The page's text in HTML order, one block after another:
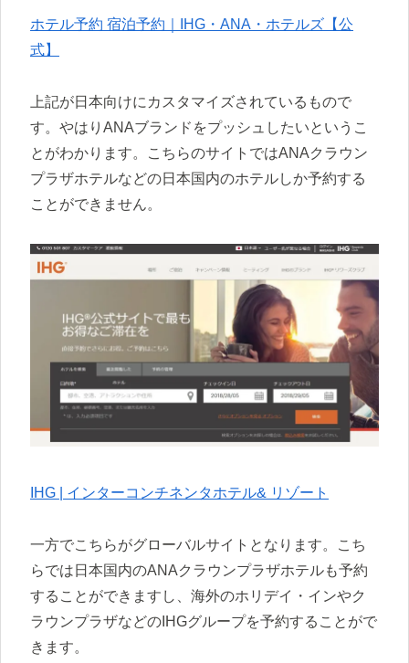
ホテル予約 宿泊予約｜IHG・ANA・ホテルズ【公
式】
上記が日本向けにカスタマイズされているもので
す。やはりANAブランドをプッシュしたいというこ
とがわかります。こちらのサイトではANAクラウン
プラザホテルなどの日本国内のホテルしか予約する
ことができません。
IHG | インターコンチネンタホテル& リゾート
一方でこちらがグローバルサイトとなります。こち
らでは日本国内のANAクラウンプラザホテルも予約
することができますし、海外のホリデイ・インやク
ラウンプラザなどのIHGグループを予約することがで
きます。